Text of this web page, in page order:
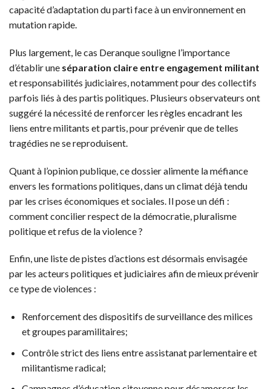
capacité d’adaptation du parti face à un environnement en
mutation rapide.
Plus largement, le cas Deranque souligne l’importance
d’établir une séparation claire entre engagement militant
et responsabilités judiciaires, notamment pour des collectifs
parfois liés à des partis politiques. Plusieurs observateurs ont
suggéré la nécessité de renforcer les règles encadrant les
liens entre militants et partis, pour prévenir que de telles
tragédies ne se reproduisent.
Quant à l’opinion publique, ce dossier alimente la méfiance
envers les formations politiques, dans un climat déjà tendu
par les crises économiques et sociales. Il pose un défi :
comment concilier respect de la démocratie, pluralisme
politique et refus de la violence ?
Enfin, une liste de pistes d’actions est désormais envisagée
par les acteurs politiques et judiciaires afin de mieux prévenir
ce type de violences :
Renforcement des dispositifs de surveillance des milices
et groupes paramilitaires;
Contrôle strict des liens entre assistanat parlementaire et
militantisme radical;